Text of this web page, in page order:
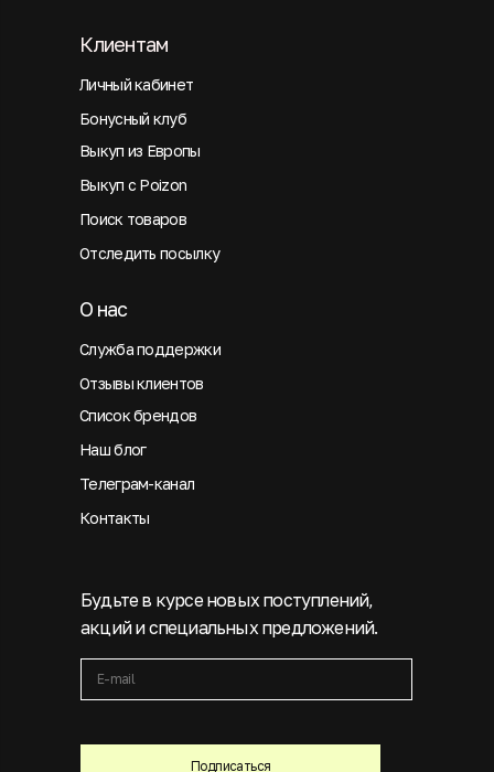
Подписаться
Будьте в курсе новых поступлений,
акций и специальных предложений.
Личный кабинет
Клиентам
Бонусный клуб
Выкуп из Европы
Выкуп с Poizon
Поиск товаров
Отследить посылку
Служба поддержки
О нас
Отзывы клиентов
Список брендов
Наш блог
Телеграм-канал
Контакты